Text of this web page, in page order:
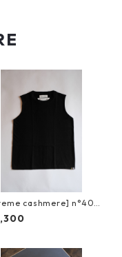
cashmere] n°408
/ raven